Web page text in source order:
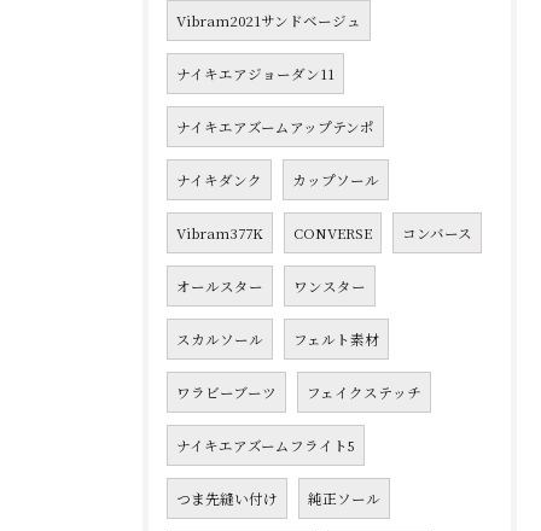
Vibram2021サンドベージュ
ナイキエアジョーダン11
ナイキエアズームアップテンポ
ナイキダンク カップソール
Vibram377K CONVERSE コンバース
オールスター ワンスター
スカルソール フェルト素材
ワラビーブーツ フェイクステッチ
ナイキエアズームフライト5
つま先縫い付け 純正ソール